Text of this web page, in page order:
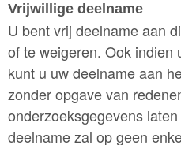
Vrijwillige deelname
U bent vrij deelname aan
of te weigeren. Ook indien
kunt u uw deelname aan
zonder opgave van
onderzoeksgegevens
deelname zal op geen